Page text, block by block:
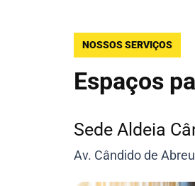
NOSSOS SERVIÇOS
Espaços
Sede Aldeia
Av. Cândido de